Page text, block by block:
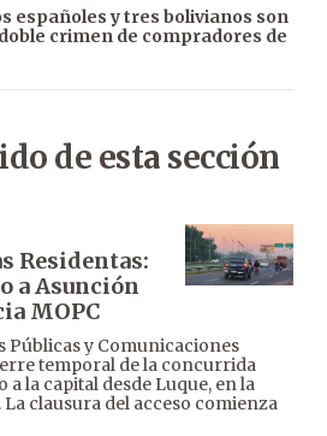
españoles y tres bolivianos son
crimen de compradores de
de esta sección
Residentas:
a Asunción
MOPC
Públicas y Comunicaciones
temporal de la concurrida
a la capital desde Luque, en la
clausura del acceso comienza